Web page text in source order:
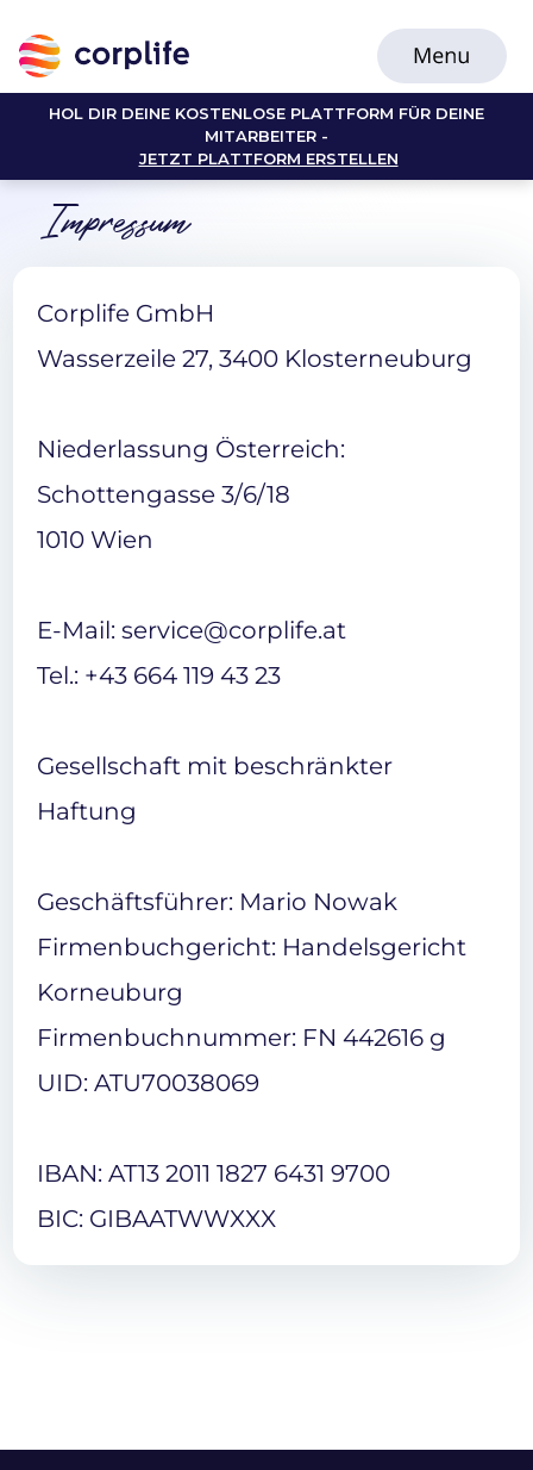
HOL DIR DEINE KOSTENLOSE PLATTFORM FÜR DEINE
MITARBEITER -
JETZT PLATTFORM ERSTELLEN
Impressum
Corplife GmbH
Wasserzeile 27, 3400 Klosterneuburg
Niederlassung Österreich:
Schottengasse 3/6/18
1010 Wien
E-Mail: service@corplife.at
Tel.: +43 664 119 43 23
Gesellschaft mit beschränkter
Haftung
Geschäftsführer: Mario Nowak
Firmenbuchgericht: Handelsgericht
Korneuburg
Firmenbuchnummer: FN 442616 g
UID: ATU70038069
IBAN: AT13 2011 1827 6431 9700
BIC: GIBAATWWXXX